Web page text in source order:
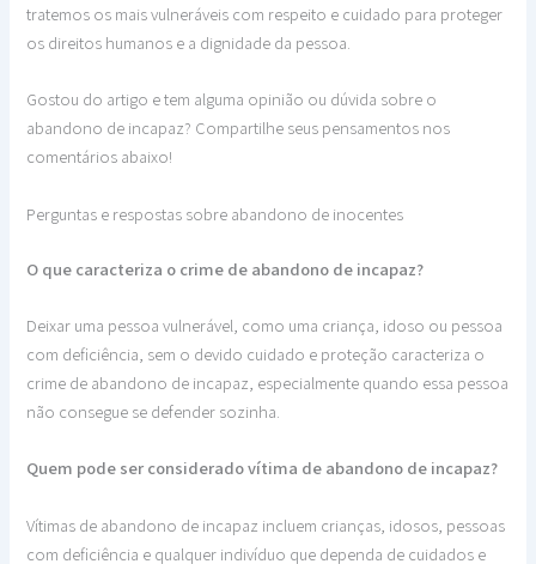
tratemos os mais vulneráveis com respeito e cuidado para proteger
os direitos humanos e a dignidade da pessoa.
Gostou do artigo e tem alguma opinião ou dúvida sobre o
abandono de incapaz? Compartilhe seus pensamentos nos
comentários abaixo!
Perguntas e respostas sobre abandono de inocentes
O que caracteriza o crime de abandono de incapaz?
Deixar uma pessoa vulnerável, como uma criança, idoso ou pessoa
com deficiência, sem o devido cuidado e proteção caracteriza o
crime de abandono de incapaz, especialmente quando essa pessoa
não consegue se defender sozinha.
Quem pode ser considerado vítima de abandono de incapaz?
Vítimas de abandono de incapaz incluem crianças, idosos, pessoas
com deficiência e qualquer indivíduo que dependa de cuidados e